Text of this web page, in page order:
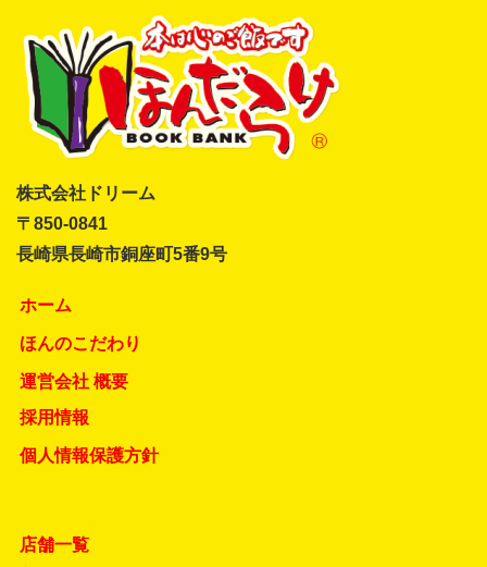
株式会社ドリーム
〒850-0841
長崎県長崎市銅座町5番9号
ホーム
ほんのこだわり
運営会社 概要
採用情報
個人情報保護方針
店舗一覧